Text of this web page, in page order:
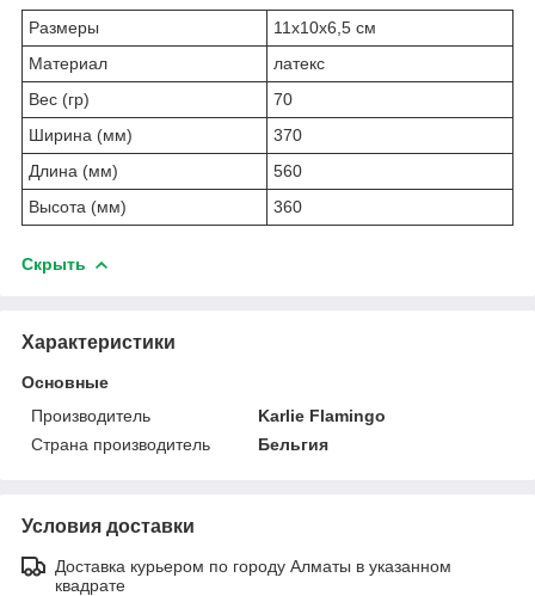
Размеры
11х10х6,5 см
Материал
латекс
Вес (гр)
70
Ширина (мм)
370
Длина (мм)
560
Высота (мм)
360
Скрыть
Характеристики
Основные
Производитель
Karlie Flamingo
Страна производитель
Бельгия
Условия доставки
Доставка курьером по городу Алматы в указанном
квадрате